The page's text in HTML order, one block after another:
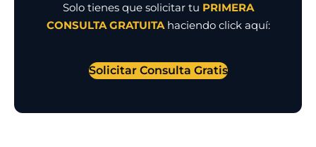
Solo tienes que solicitar tu PRIMERA
CONSULTA GRATUITAhaciendo click aquí:
Solicitar Consulta Gratis